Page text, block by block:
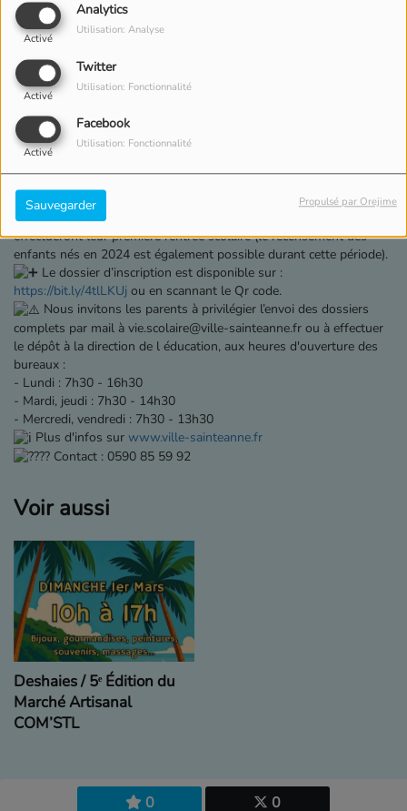
Analytics
Activé
Utilisation: Analyse
Twitter
Activé
Utilisation: Fonctionnalité
Facebook
Activé
Utilisation: Fonctionnalité
Sauvegarder Propulsé par Orejime
0 0
26 FÉVRIER 2026
La Ville de Sainte-Anne informe les parents que la campagne
2026/2027 se déroulera du lundi 3 février au samedi 31 mars 2026
.
Sont concernés en priorité les enfants nés en 2023 qui
effectueront leur première rentrée scolaire (le recensement des
enfants nés en 2024 est également possible durant cette période).
Le dossier d’inscription est disponible sur :
https://bit.ly/4tlLKUj ou en scannant le Qr code.
Nous invitons les parents à privilégier l’envoi des dossiers
complets par mail à vie.scolaire@ville-sainteanne.fr ou à effectuer
le dépôt à la direction de l éducation, aux heures d'ouverture des
bureaux :
- Lundi : 7h30 - 16h30
- Mardi, jeudi : 7h30 - 14h30
- Mercredi, vendredi : 7h30 - 13h30
Plus d'infos sur www.ville-sainteanne.fr
Contact : 0590 85 59 92
Voir aussi
Deshaies / 5ᵉ Édition du
Marché Artisanal
COM’STL